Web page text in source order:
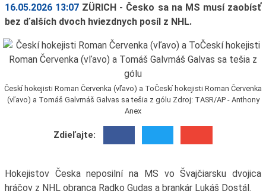
16.05.2026 13:07 ZÜRICH - Česko sa na MS musí zaobísť
bez ďalších dvoch hviezdnych posíl z NHL.
Českí hokejisti Roman Červenka (vľavo) a ToČeskí hokejisti Roman Červenka
(vľavo) a Tomáš Galvmáš Galvas sa tešia z gólu Zdroj: TASR/AP - Anthony
Anex
Zdieľajte:
Hokejistov Česka neposilní na MS vo Švajčiarsku dvojica
hráčov z NHL obranca Radko Gudas a brankár Lukáš Dostál.